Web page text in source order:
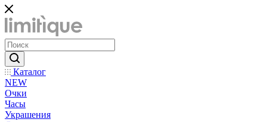
Каталог
NEW
Очки
Часы
Украшения